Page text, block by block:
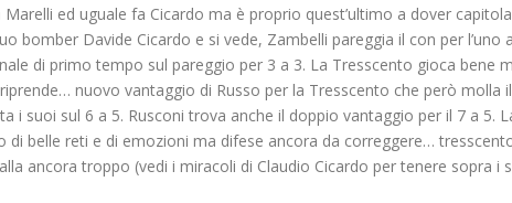
ed uguale fa Cicardo ma è proprio quest’ultimo a dover
bomber Davide Cicardo e si vede, Zambelli pareggia il con per
di primo tempo sul pareggio per 3 a 3. La Tresscento gioca bene
nuovo vantaggio di Russo per la Tresscento che però molla
suoi sul 6 a 5. Rusconi trova anche il doppio vantaggio per il 7 a 5.
belle reti e di emozioni ma difese ancora da correggere…
ancora troppo (vedi i miracoli di Claudio Cicardo per tenere sopra i